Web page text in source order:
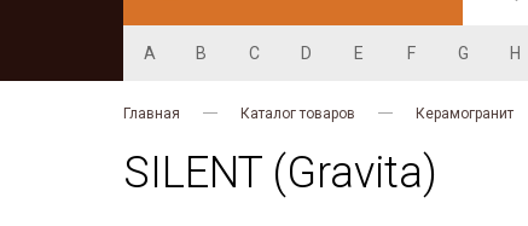
A B C D E F G H
Главная Каталог товаров Керамогранит
SILENT (Gravita)